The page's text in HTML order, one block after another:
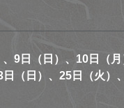
9日（日）、10日（月
（日）、25日（火）